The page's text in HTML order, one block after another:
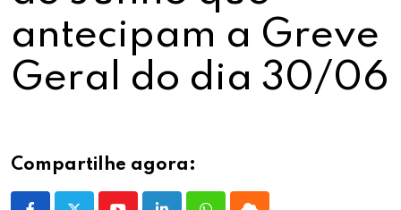
antecipam a Greve
Geral do dia 30/06
Compartilhe agora: